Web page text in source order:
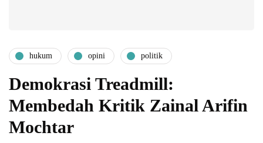
hukum opini politik
Demokrasi Treadmill:
Membedah Kritik Zainal Arifin
Mochtar